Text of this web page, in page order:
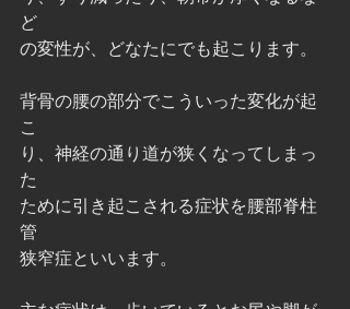
ど
の変性が、どなたにでも起こります。
背骨の腰の部分でこういった変化が起
こ
り、神経の通り道が狭くなってしまっ
た
ために引き起こされる症状を腰部脊柱
管
狭窄症といいます。